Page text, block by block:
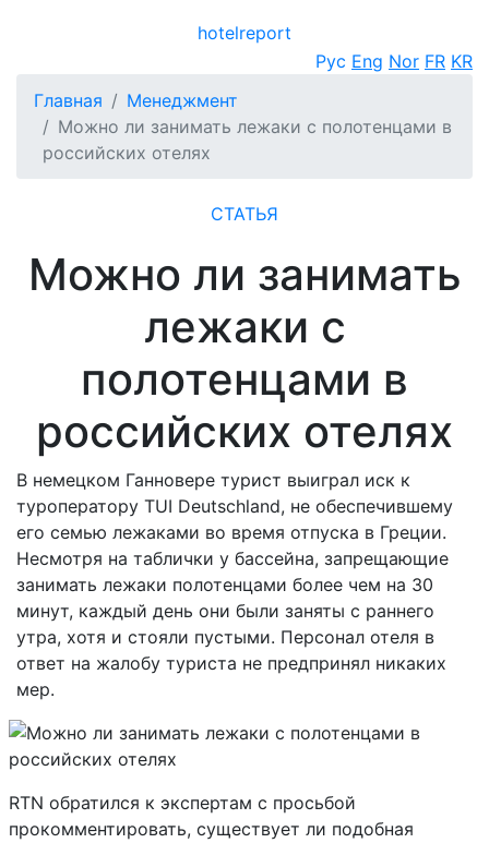
hotelreport
Рус Eng Nor FR KR
Главная
Менеджмент
Можно ли занимать лежаки с полотенцами в
российских отелях
СТАТЬЯ
Можно ли занимать
лежаки с
полотенцами в
российских отелях
В немецком Ганновере турист выиграл иск к
туроператору TUI Deutschland, не обеспечившему
его семью лежаками во время отпуска в Греции.
Несмотря на таблички у бассейна, запрещающие
занимать лежаки полотенцами более чем на 30
минут, каждый день они были заняты с раннего
утра, хотя и стояли пустыми. Персонал отеля в
ответ на жалобу туриста не предпринял никаких
мер.
RTN обратился к экспертам с просьбой
прокомментировать, существует ли подобная